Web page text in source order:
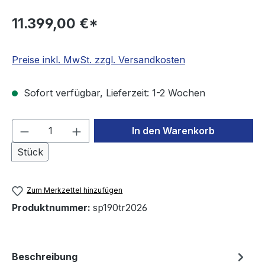
11.399,00 €*
Preise inkl. MwSt. zzgl. Versandkosten
Sofort verfügbar, Lieferzeit: 1-2 Wochen
Produkt Anzahl: Gib den
Stück
In den Warenkorb
Zum Merkzettel hinzufügen
Produktnummer: sp190tr2026
Beschreibung